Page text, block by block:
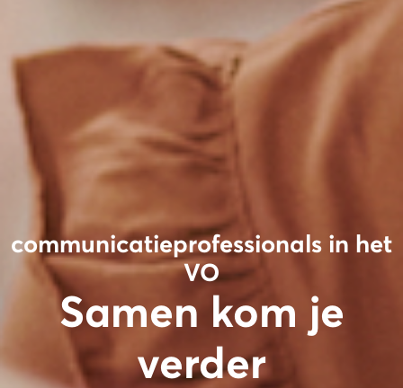
communicatieprofessionals in het
VO
Samen kom je
verder